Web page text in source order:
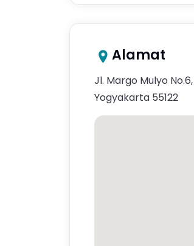
Alamat
Jl. Margo Mulyo
Yogyakarta 55122